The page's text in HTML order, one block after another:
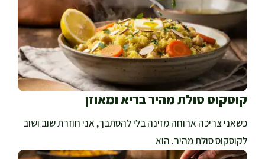
קוסקוס סולת מהיר בריא ומאוזן
כשאני צריכה ארוחה מזינה בלי להסתבך, אני חוזרת שוב ושוב
לקוסקוס סולת מהיר. הוא